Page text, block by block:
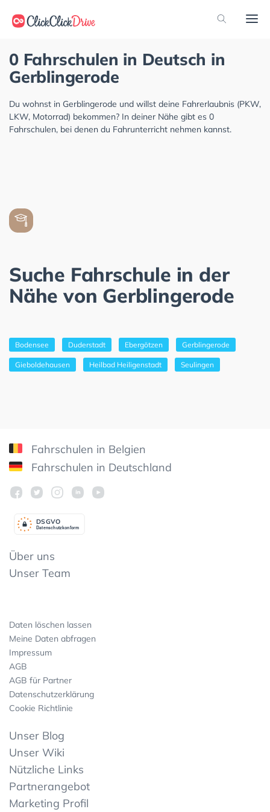
0 Fahrschulen in Deutsch in
Gerblingerode
Du wohnst in Gerblingerode und willst deine Fahrerlaubnis (PKW,
LKW, Motorrad) bekommen? In deiner Nähe gibt es 0
Fahrschulen, bei denen du Fahrunterricht nehmen kannst.
Suche Fahrschule in der
Nähe von Gerblingerode
Bodensee Duderstadt Ebergötzen Gerblingerode
Gieboldehausen Heilbad Heiligenstadt Seulingen
Fahrschulen in Belgien
Fahrschulen in Deutschland
Datenschutzkonform
DSGVO
Über uns
Unser Team
Daten löschen lassen
Meine Daten abfragen
Impressum
AGB
AGB für Partner
Datenschutzerklärung
Cookie Richtlinie
Unser Blog
Unser Wiki
Nützliche Links
Partnerangebot
Marketing Profil